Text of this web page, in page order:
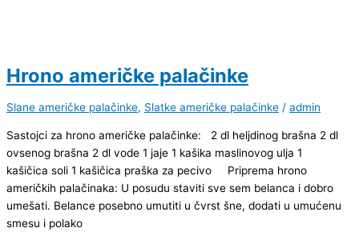
Hrono američke palačinke
Slane američke palačinke, Slatke američke palačinke / admin
Sastojci za hrono američke palačinke: 2 dl heljdinog brašna 2 dl
ovsenog brašna 2 dl vode 1 jaje 1 kašika maslinovog ulja 1
kašičica soli 1 kašičica praška za pecivo Priprema hrono
američkih palačinaka: U posudu staviti sve sem belanca i dobro
umešati. Belance posebno umutiti u čvrst šne, dodati u umućenu
smesu i polako